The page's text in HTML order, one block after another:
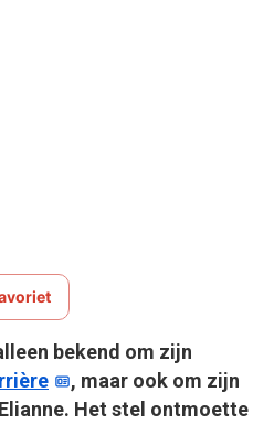
bekend om zijn
, maar ook om zijn
Het stel ontmoette